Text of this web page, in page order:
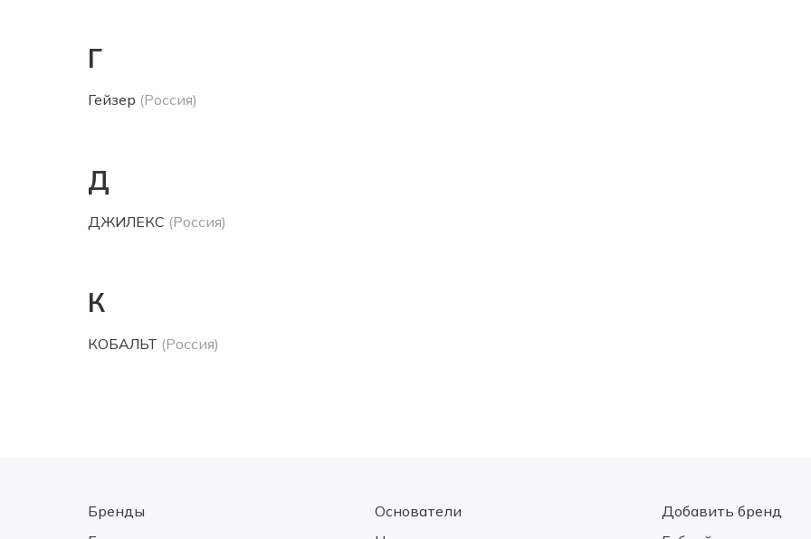
Г
Гейзер (Россия)
Д
ДЖИЛЕКС (Россия)
К
КОБАЛЬТ (Россия)
Бренды
Основатели
Добавить бренд